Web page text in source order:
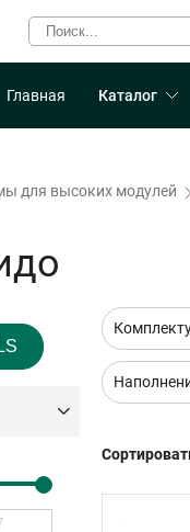
Главная Каталог
для высоких модулей